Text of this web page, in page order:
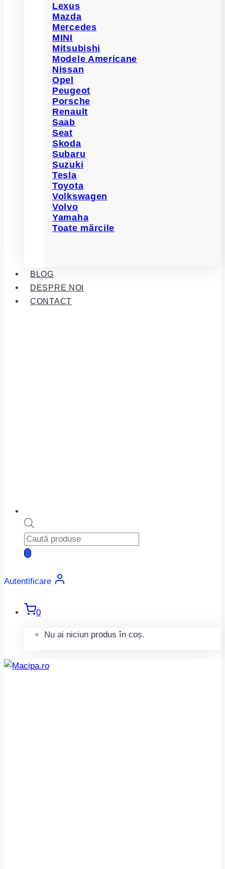
Lexus
Mazda
Mercedes
MINI
Mitsubishi
Modele Americane
Nissan
Opel
Peugeot
Porsche
Renault
Saab
Seat
Skoda
Subaru
Suzuki
Tesla
Toyota
Volkswagen
Volvo
Yamaha
Toate mărcile
BLOG
DESPRE NOI
CONTACT
Products
search
Autentificare
0
Nu ai niciun produs în coș.